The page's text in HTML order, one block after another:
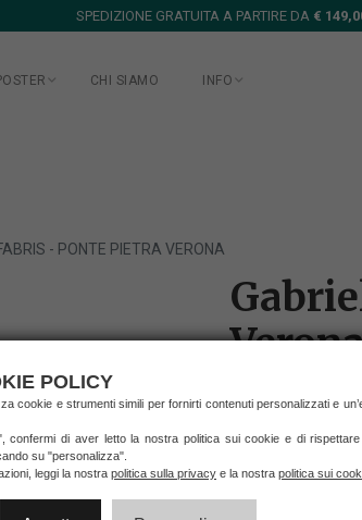
SPEDIZIONE GRATUITA A PARTIRE DA €
CHI SIAMO INFO
- PONTE PIETRA VERONA
€ 190,00
(prezzo IVA inclusa)
POLICY
cookie e strumenti simili per fornirti contenuti personalizzati e
confermi di aver letto la nostra politica sui cookie e di
su "personalizza".
leggi la nostra politica sulla privacy e la nostra politica sui